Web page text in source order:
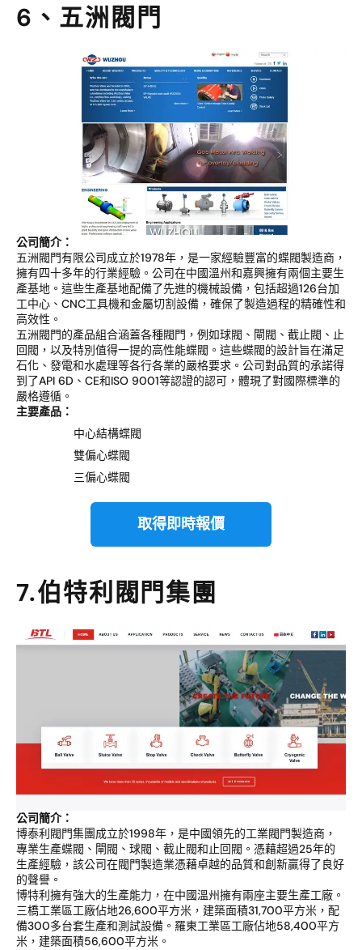
6、五洲閥門
公司簡介：
五洲閥門有限公司成立於1978年，是一家經驗豐富的蝶閥製造商，
擁有四十多年的行業經驗。公司在中國溫州和嘉興擁有兩個主要生
產基地。這些生產基地配備了先進的機械設備，包括超過126台加
工中心、CNC工具機和金屬切割設備，確保了製造過程的精確性和
高效性。
五洲閥門的產品組合涵蓋各種閥門，例如球閥、閘閥、截止閥、止
回閥，以及特別值得一提的高性能蝶閥。這些蝶閥的設計旨在滿足
石化、發電和水處理等各行各業的嚴格要求。公司對品質的承諾得
到了API 6D、CE和ISO 9001等認證的認可，體現了對國際標準的
嚴格遵循。
主要產品：
中心結構蝶閥
雙偏心蝶閥
三偏心蝶閥
取得即時報價
7.伯特利閥門集團
公司簡介：
博泰利閥門集團成立於1998年，是中國領先的工業閥門製造商，
專業生產蝶閥、閘閥、球閥、截止閥和止回閥。憑藉超過25年的
生產經驗，該公司在閥門製造業憑藉卓越的品質和創新贏得了良好
的聲譽。
博特利擁有強大的生產能力，在中國溫州擁有兩座主要生產工廠。
三橋工業區工廠佔地26,600平方米，建築面積31,700平方米，配
備300多台套生產和測試設備。羅東工業區工廠佔地58,400平方
米，建築面積56,600平方米。